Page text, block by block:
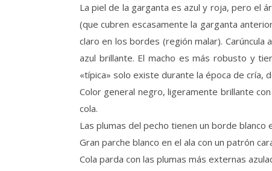
La piel de la garganta es azul y roja, pero el
(que cubren escasamente la garganta
claro en los bordes (región malar).
azul brillante. El macho es más robusto y
«típica» solo existe durante la época de cría,
Color general negro, ligeramente brillante
cola.
Las plumas del pecho tienen un borde blanco
Gran parche blanco en el ala con un patrón
Cola parda con las plumas más externas